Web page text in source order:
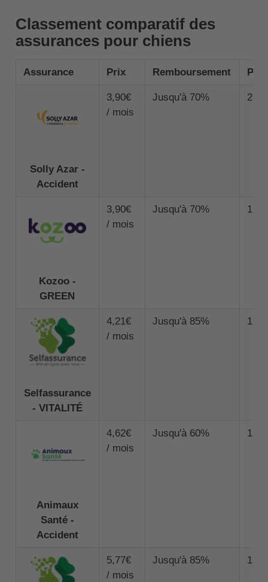
Classement comparatif des
assurances pour chiens
Assurance Prix Remboursement
Solly Azar -
Accident
3,90€
/ mois
Jusqu'à 70% 2
Kozoo -
GREEN
3,90€
/ mois
Jusqu'à 70% 1
Selfassurance
- VITALITÉ
4,21€
/ mois
Jusqu'à 85% 1
Animaux
Santé -
Accident
4,62€
/ mois
Jusqu'à 60% 1
5,77€
/ mois
Jusqu'à 85% 1